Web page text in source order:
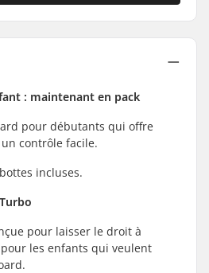
: maintenant en pack
pour débutants qui offre
contrôle facile.
incluses.
pour laisser le droit à
les enfants qui veulent